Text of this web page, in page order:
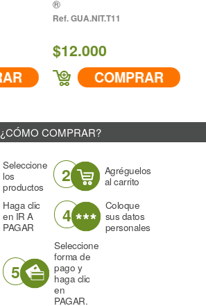
GUA.NIT.T11
$12.000
COMPRAR
¿CÓMO COMPRAR?
Seleccione
los
productos
2
Agréguelos
al carrito
Haga clic
en IR A
PAGAR
4
Coloque
sus datos
personales
5
Seleccione
forma de
pago y
haga clic
en
PAGAR.